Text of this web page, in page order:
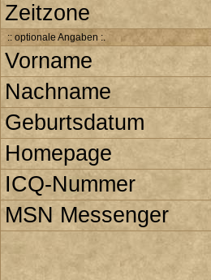
Zeitzone
:: optionale Angaben :.
Vorname
Nachname
Geburtsdatum
Homepage
ICQ-Nummer
MSN Messenger